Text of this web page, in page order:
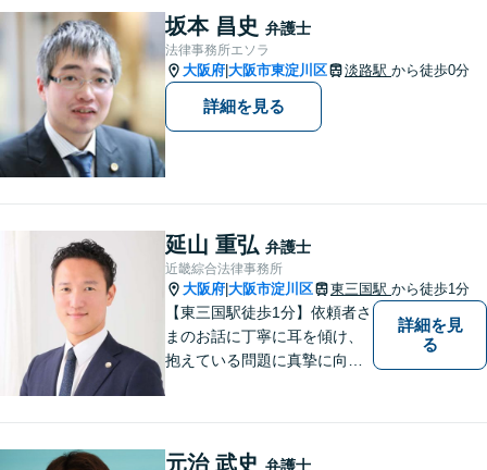
坂本 昌史 弁護士
法律事務所エソラ
大阪府 大阪市東淀川区 淡路駅 から徒歩0分
詳細を見る
延山 重弘 弁護士
近畿綜合法律事務所
大阪府 大阪市淀川区 東三国駅 から徒歩1分
【東三国駅徒歩1分】依頼者さ
まのお話に丁寧に耳を傾け、
抱えている問題に真摯に向き
します。まずはお気軽にご相
詳細を見
る
元治 武史 弁護士